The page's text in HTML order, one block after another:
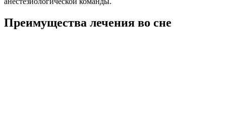
Преимущества лечения во сне